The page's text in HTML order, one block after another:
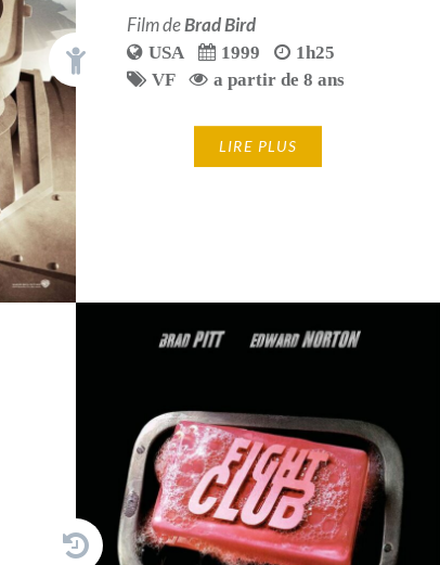
Film deBrad Bird
USA 1999
1h25
VF
a partir de 8 ans
LIRE PLUS